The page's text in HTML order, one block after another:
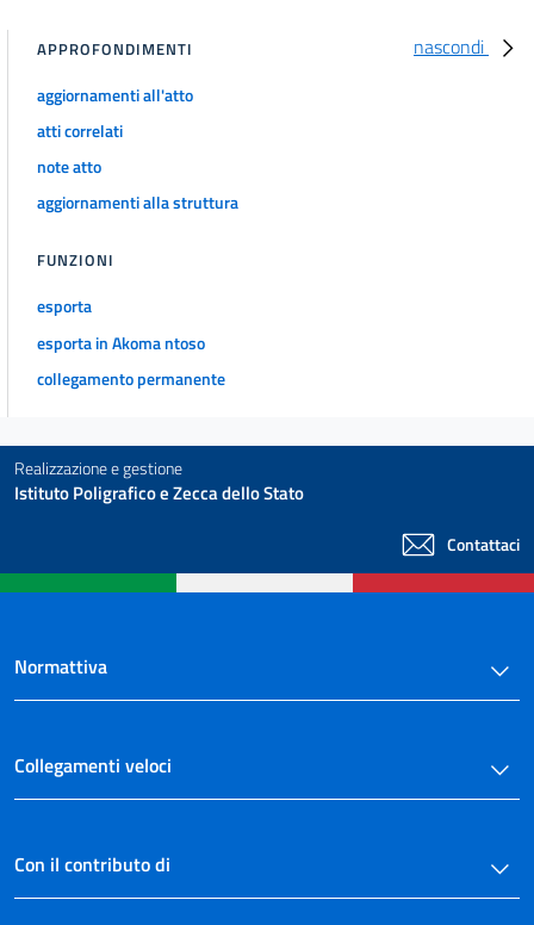
art. 31
art. 37
art. 38
art. 39
art. 40
art. 42
art. 43
art. 46
art. 48 bis
art. 48 ter
art. 49 bis
nascondi
APPROFONDIMENTI
aggiornamenti all'atto
atti correlati
note atto
aggiornamenti alla struttura
FUNZIONI
esporta
esporta in Akoma ntoso
collegamento permanente
Realizzazione e gestione
Istituto Poligrafico e Zecca dello Stato
Contattaci
Normattiva
Collegamenti veloci
Con il contributo di